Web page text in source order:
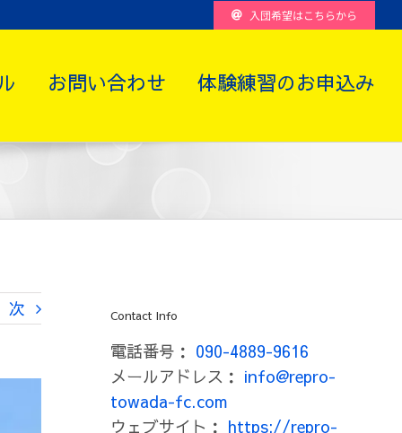
入団希望はこちらから
お問い合わせ 体験練習のお申込み
次 Contact Info
電話番号： 090-4889-9616
メールアドレス： info@repro-
towada-fc.com
ウェブサイト： https://repro-